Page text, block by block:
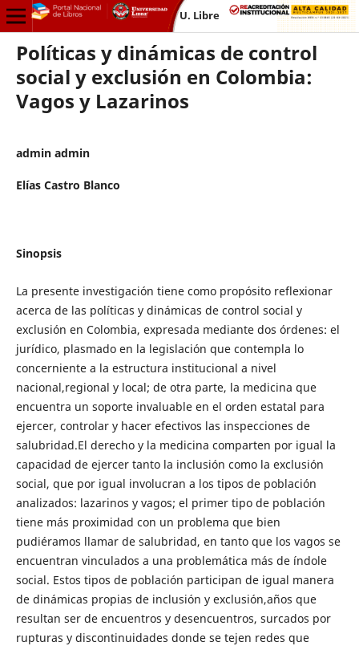
U. Libre
Políticas y dinámicas de control
social y exclusión en Colombia:
Vagos y Lazarinos
admin admin
Elías Castro Blanco
Sinopsis
La presente investigación tiene como propósito reflexionar
acerca de las políticas y dinámicas de control social y
exclusión en Colombia, expresada mediante dos órdenes: el
jurídico, plasmado en la legislación que contempla lo
concerniente a la estructura institucional a nivel
nacional,regional y local; de otra parte, la medicina que
encuentra un soporte invaluable en el orden estatal para
ejercer, controlar y hacer efectivos las inspecciones de
salubridad.El derecho y la medicina comparten por igual la
capacidad de ejercer tanto la inclusión como la exclusión
social, que por igual involucran a los tipos de población
analizados: lazarinos y vagos; el primer tipo de población
tiene más proximidad con un problema que bien
pudiéramos llamar de salubridad, en tanto que los vagos se
encuentran vinculados a una problemática más de índole
social. Estos tipos de población participan de igual manera
de dinámicas propias de inclusión y exclusión,años que
resultan ser de encuentros y desencuentros, surcados por
rupturas y discontinuidades donde se tejen redes que